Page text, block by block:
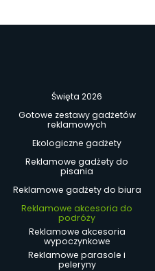
Święta 2026
Gotowe zestawy gadżetów
reklamowych
Ekologiczne gadżety
Reklamowe gadżety do
pisania
Reklamowe gadżety do biura
Reklamowe akcesoria do
podróży
Reklamowe akcesoria
wypoczynkowe
Reklamowe parasole i
peleryny